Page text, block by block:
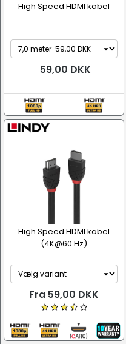
High Speed HDMI kabel
59,00 DKK
High Speed HDMI kabel
(4K@60 Hz)
Fra 59,00 DKK